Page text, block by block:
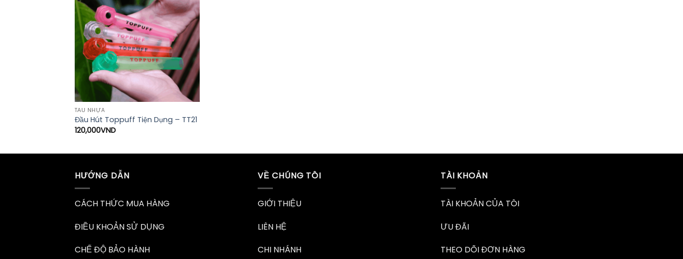
TẨU NHỰA
Đầu Hút Toppuff Tiện Dụng – TT21
120,000VND
HƯỚNG DẪN
CÁCH THỨC MUA HÀNG
ĐIỀU KHOẢN SỬ DỤNG
CHẾ ĐỘ BẢO HÀNH
VỀ CHÚNG TÔI
GIỚI THIỆU
LIÊN HỆ
CHI NHÁNH
TÀI KHOẢN
TÀI KHOẢN CỦA TÔI
ƯU ĐÃI
THEO DÕI ĐƠN HÀNG